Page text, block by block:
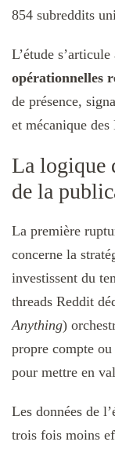
854 subreddits
L’étude
opérationnelles
de présence,
et mécanique
La logique
de la
La première
concerne la
investissent du
threads Reddit
Anything)
propre compte
pour mettre en
Les données de
trois fois moins